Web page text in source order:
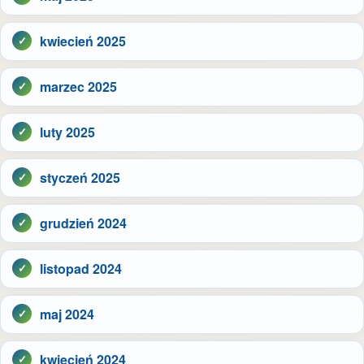
kwiecień 2025
marzec 2025
luty 2025
styczeń 2025
grudzień 2024
listopad 2024
maj 2024
kwiecień 2024